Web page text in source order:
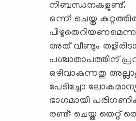
നിബന്ധനകളുണ്ട്.
ഒന്ന്: ചെയ്ത
അത് വീണ്ടും
പശ്ചാതാപത്തിന്
ഒഴിവാകുന്നതു
പേടിച്ചോ
ഭാഗമായി
രണ്ട്: ചെയ്ത തെറ്റ്